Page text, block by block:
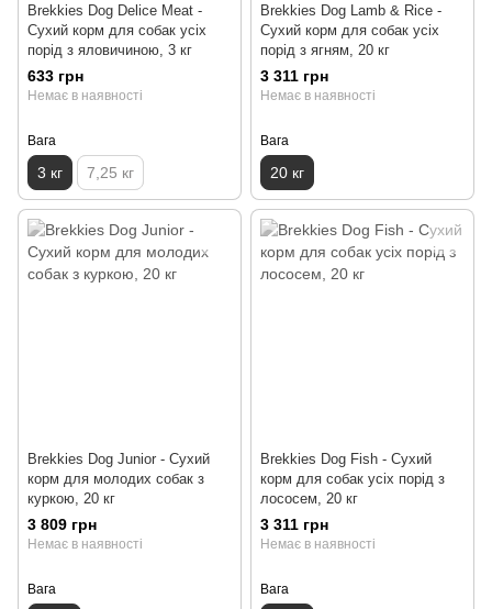
Brekkies Dog Delice Meat -
Сухий корм для собак усіх
порід з яловичиною, 3 кг
633 грн
Немає в наявності
Вага
3 кг 7,25 кг
Brekkies Dog Lamb & Rice -
Сухий корм для собак усіх
порід з ягням, 20 кг
3 311 грн
Немає в наявності
Вага
20 кг
Brekkies Dog Junior - Сухий
корм для молодих собак з
куркою, 20 кг
3 809 грн
Немає в наявності
Вага
Brekkies Dog Fish - Сухий
корм для собак усіх порід з
лососем, 20 кг
3 311 грн
Немає в наявності
Вага